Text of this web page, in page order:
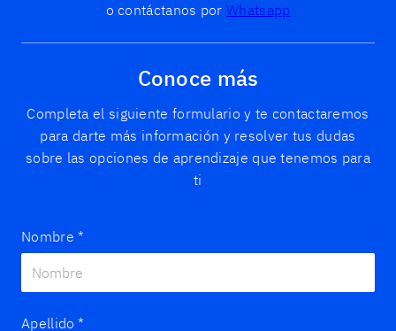
o contáctanos por Whatsapp
Conoce más
Completa el siguiente formulario y te contactaremos
para darte más información y resolver tus dudas
sobre las opciones de aprendizaje que tenemos para
ti
Nombre *
Apellido *